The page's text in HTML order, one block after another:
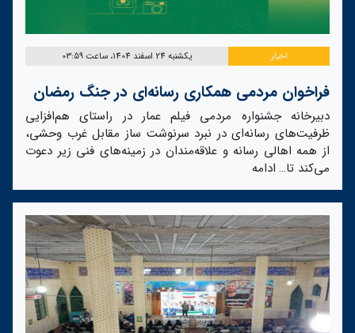
اخبار یکشنبه 24 اسفند 1404، ساعت 03:59
فراخوان مردمی همکاری رسانه‌ای در جنگ رمضان
دبیرخانه جشنواره مردمی فیلم عمار در راستای هم‌افزایی
ظرفیت‌های رسانه‌ای در نبرد سرنوشت ساز مقابل غرب وحشی،
از همه اهالی رسانه و علاقه‌مندان در زمینه‌های فنی زیر دعوت
می‌کند تا… ادامه